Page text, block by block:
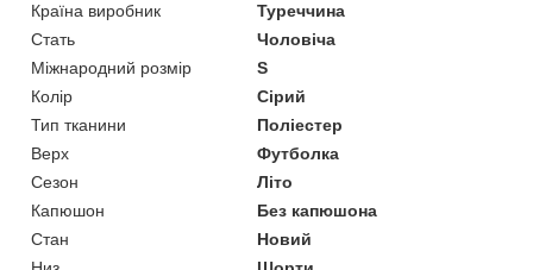
Країна виробник
Туреччина
Стать
Чоловіча
Міжнародний розмір
S
Колір
Сірий
Тип тканини
Поліестер
Верх
Футболка
Сезон
Літо
Капюшон
Без капюшона
Стан
Новий